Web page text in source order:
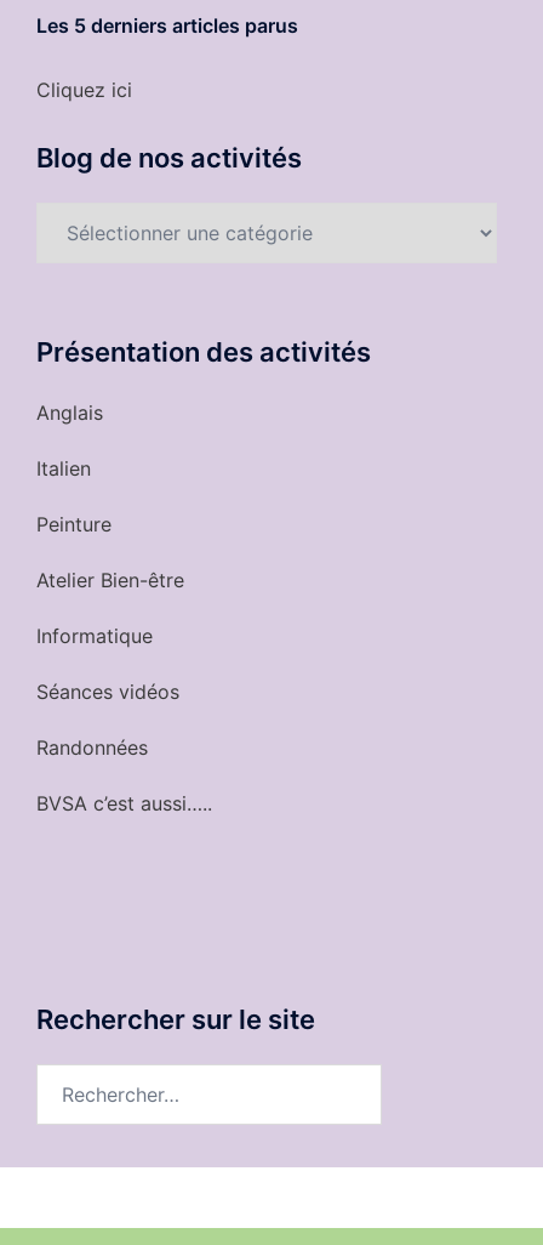
Les 5 derniers articles parus
Cliquez ici
Blog de nos activités
Présentation des activités
Anglais
Italien
Peinture
Atelier Bien-être
Informatique
Séances vidéos
Randonnées
BVSA c’est aussi…..
Rechercher sur le site